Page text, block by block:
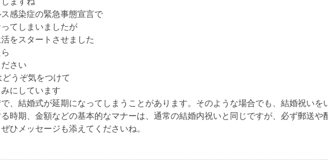
感染症の緊急事態宣言で
てしまいましたが
をスタートさせました
さい
うぞ気をつけて
にしています
、結婚式が延期になってしまうことがあります。そのような場合でも、結婚祝いを
時期、金額などの基本的なマナーは、通常の結婚内祝いと同じですが、必ず郵送
ひメッセージも添えてくださいね。